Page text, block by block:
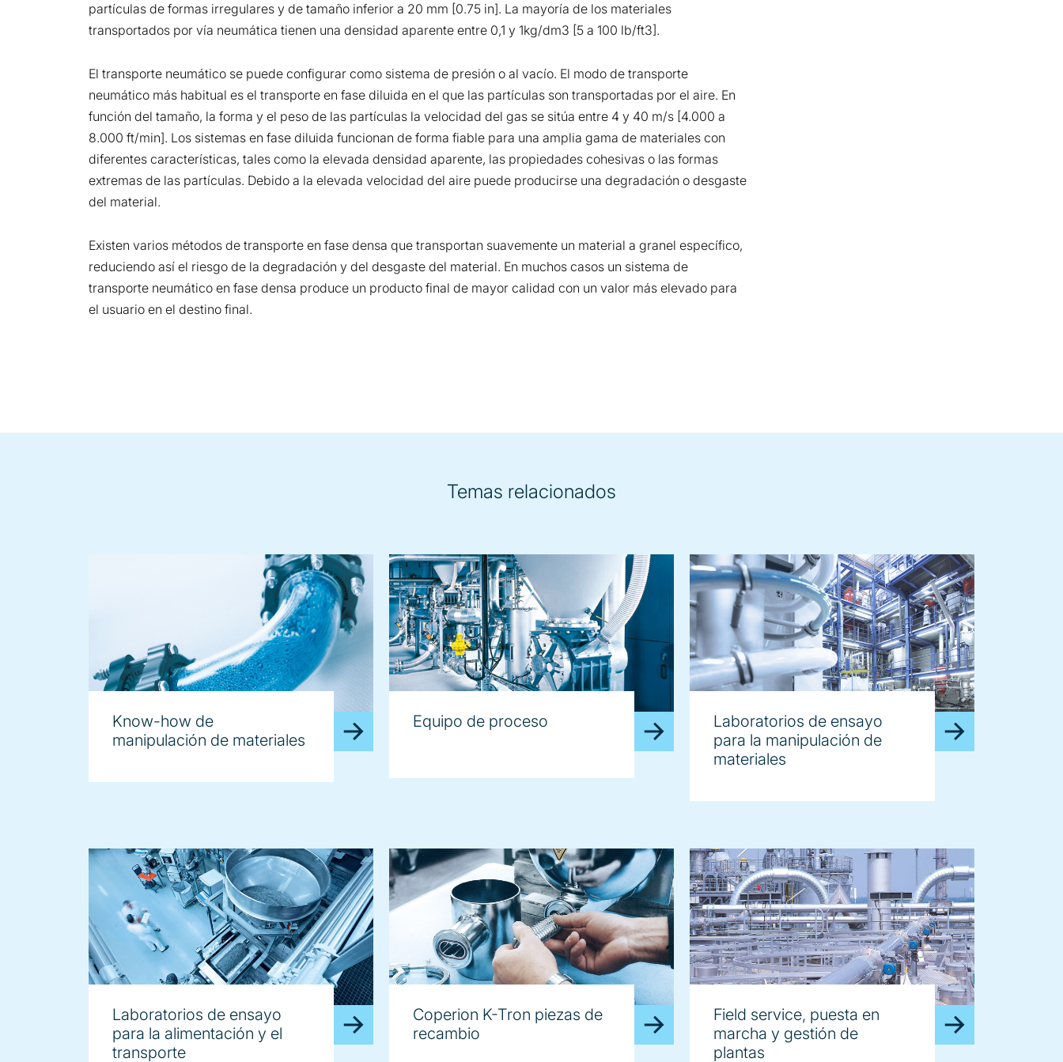
partículas de formas irregulares y de tamaño inferior a 20 mm [0.75 in]. La mayoría de los materiales
transportados por vía neumática tienen una densidad aparente entre 0,1 y 1kg/dm3 [5 a 100 lb/ft3].
El transporte neumático se puede configurar como sistema de presión o al vacío. El modo de transporte
neumático más habitual es el transporte en fase diluida en el que las partículas son transportadas por el aire. En
función del tamaño, la forma y el peso de las partículas la velocidad del gas se sitúa entre 4 y 40 m/s [4.000 a
8.000 ft/min]. Los sistemas en fase diluida funcionan de forma fiable para una amplia gama de materiales con
diferentes características, tales como la elevada densidad aparente, las propiedades cohesivas o las formas
extremas de las partículas. Debido a la elevada velocidad del aire puede producirse una degradación o desgaste
del material.
Existen varios métodos de transporte en fase densa que transportan suavemente un material a granel específico,
reduciendo así el riesgo de la degradación y del desgaste del material. En muchos casos un sistema de
transporte neumático en fase densa produce un producto final de mayor calidad con un valor más elevado para
el usuario en el destino final.
Temas relacionados
Know-how de
manipulación de materiales
Equipo de proceso
Laboratorios de ensayo
para la manipulación de
materiales
Laboratorios de ensayo
para la alimentación y el
transporte
Coperion K-Tron piezas de
recambio
Field service, puesta en
marcha y gestión de
plantas